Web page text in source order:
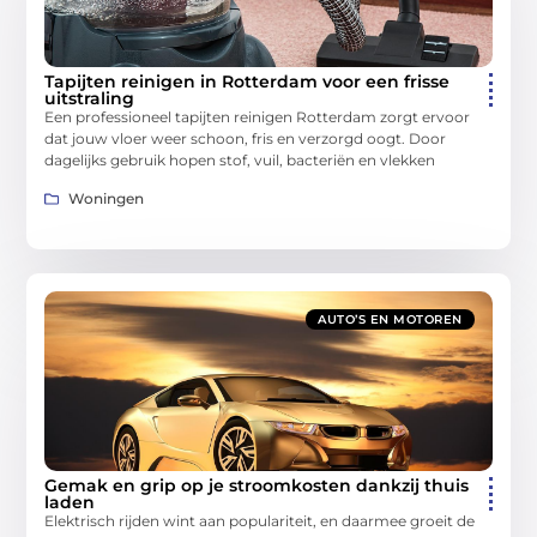
Tapijten reinigen in Rotterdam voor een frisse
uitstraling
Een professioneel tapijten reinigen Rotterdam zorgt ervoor
dat jouw vloer weer schoon, fris en verzorgd oogt. Door
dagelijks gebruik hopen stof, vuil, bacteriën en vlekken
Woningen
AUTO’S EN MOTOREN
Gemak en grip op je stroomkosten dankzij thuis
laden
Elektrisch rijden wint aan populariteit, en daarmee groeit de